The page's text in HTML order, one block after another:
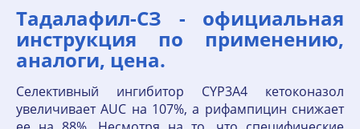
Тадалафил-СЗ - официальная
инструкция по применению,
аналоги, цена.
Селективный ингибитор CYP3A4 кетоконазол
увеличивает AUC на 107%, а рифампицин снижает